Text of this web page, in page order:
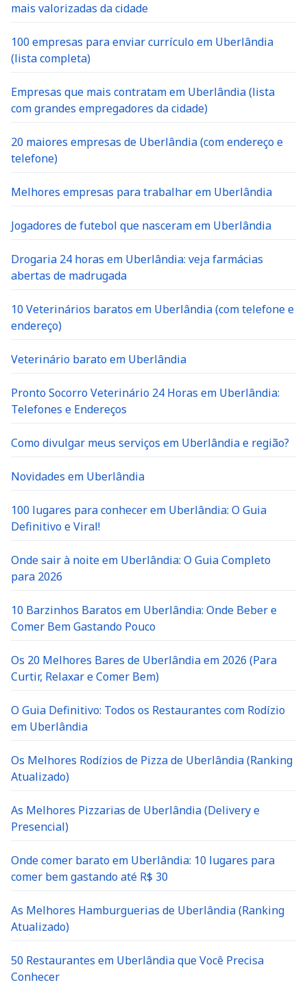
mais valorizadas da cidade
100 empresas para enviar currículo em Uberlândia
(lista completa)
Empresas que mais contratam em Uberlândia (lista
com grandes empregadores da cidade)
20 maiores empresas de Uberlândia (com endereço e
telefone)
Melhores empresas para trabalhar em Uberlândia
Jogadores de futebol que nasceram em Uberlândia
Drogaria 24 horas em Uberlândia: veja farmácias
abertas de madrugada
10 Veterinários baratos em Uberlândia (com telefone e
endereço)
Veterinário barato em Uberlândia
Pronto Socorro Veterinário 24 Horas em Uberlândia:
Telefones e Endereços
Como divulgar meus serviços em Uberlândia e região?
Novidades em Uberlândia
100 lugares para conhecer em Uberlândia: O Guia
Definitivo e Viral!
Onde sair à noite em Uberlândia: O Guia Completo
para 2026
10 Barzinhos Baratos em Uberlândia: Onde Beber e
Comer Bem Gastando Pouco
Os 20 Melhores Bares de Uberlândia em 2026 (Para
Curtir, Relaxar e Comer Bem)
O Guia Definitivo: Todos os Restaurantes com Rodízio
em Uberlândia
Os Melhores Rodízios de Pizza de Uberlândia (Ranking
Atualizado)
As Melhores Pizzarias de Uberlândia (Delivery e
Presencial)
Onde comer barato em Uberlândia: 10 lugares para
comer bem gastando até R$ 30
As Melhores Hamburguerias de Uberlândia (Ranking
Atualizado)
50 Restaurantes em Uberlândia que Você Precisa
Conhecer